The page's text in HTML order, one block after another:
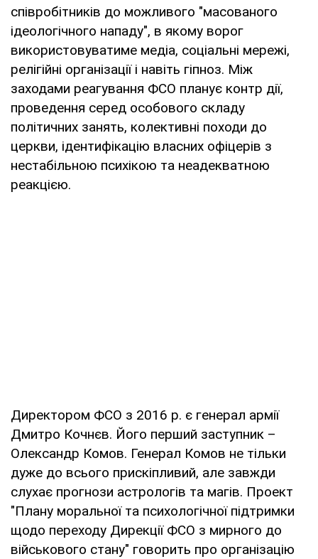
співробітників до можливого "масованого
ідеологічного нападу", в якому ворог
використовуватиме медіа, соціальні мережі,
релігійні організації і навіть гіпноз. Між
заходами реагування ФСО планує контр дії,
проведення серед особового складу
політичних занять, колективні походи до
церкви, ідентифікацію власних офіцерів з
нестабільною психікою та неадекватною
реакцією.
Директором ФСО з 2016 р. є генерал армії
Дмитро Кочнєв. Його перший заступник –
Олександр Комов. Генерал Комов не тільки
дуже до всього прискіпливий, але завжди
слухає прогнози астрологів та магів. Проект
"Плану моральної та психологічної підтримки
щодо переходу Дирекції ФСО з мирного до
військового стану" говорить про організацію